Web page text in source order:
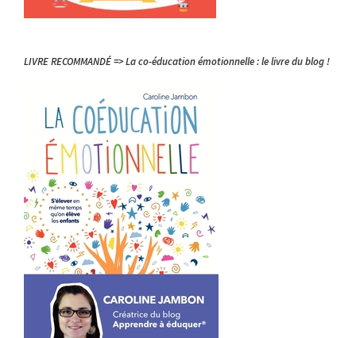
LIVRE RECOMMANDÉ => La co-éducation émotionnelle : le livre du blog !